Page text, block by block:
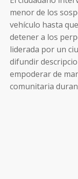
menor de los
vehículo hasta
detener a los
liderada por un
difundir
empoderar de
comunitaria